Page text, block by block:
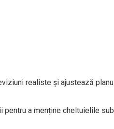
realiste și ajustează planul
a menține cheltuielile sub